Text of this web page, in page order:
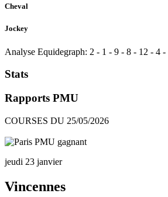
Cheval
Jockey
Analyse Equidegraph: 2 - 1 - 9 - 8 - 12 - 4 -
Stats
Rapports PMU
COURSES DU 25/05/2026
jeudi 23 janvier
Vincennes